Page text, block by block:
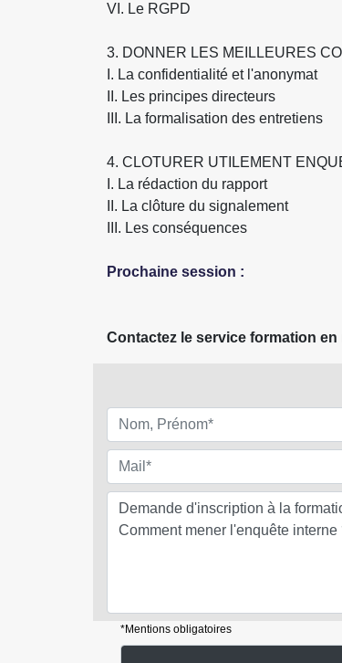
VI. Le RGPD
3. DONNER LES MEILLEURES
I. La confidentialité et l'anonymat
II. Les principes directeurs
III. La formalisation des entretiens
4. CLOTURER UTILEMENT
I. La rédaction du rapport
II. La clôture du signalement
III. Les conséquences
Prochaine session :
Contactez le service formation
*Mentions obligatoires